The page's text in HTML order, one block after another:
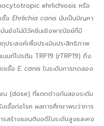
ehrlichiosis หรือ
ชื้อ Ehrlichia canis นับเป็นปัญหา
นยังไม่มีวัคซีนเชิงพาณิชย์ที่มี
ระสงค์เพื่อประเมินประสิทธิภาพ
นท์โปรตีน TRP19 (rTRP19) ถึง
เชื้อ E. canis ในระดับการทดลอง
ณ (dose) ที่แตกต่างกันสองระดับ
เชื้อก่อโรค ผลการศึกษาพบว่าการ
รสร้างแอนติบอดีในระดับสูงและคง